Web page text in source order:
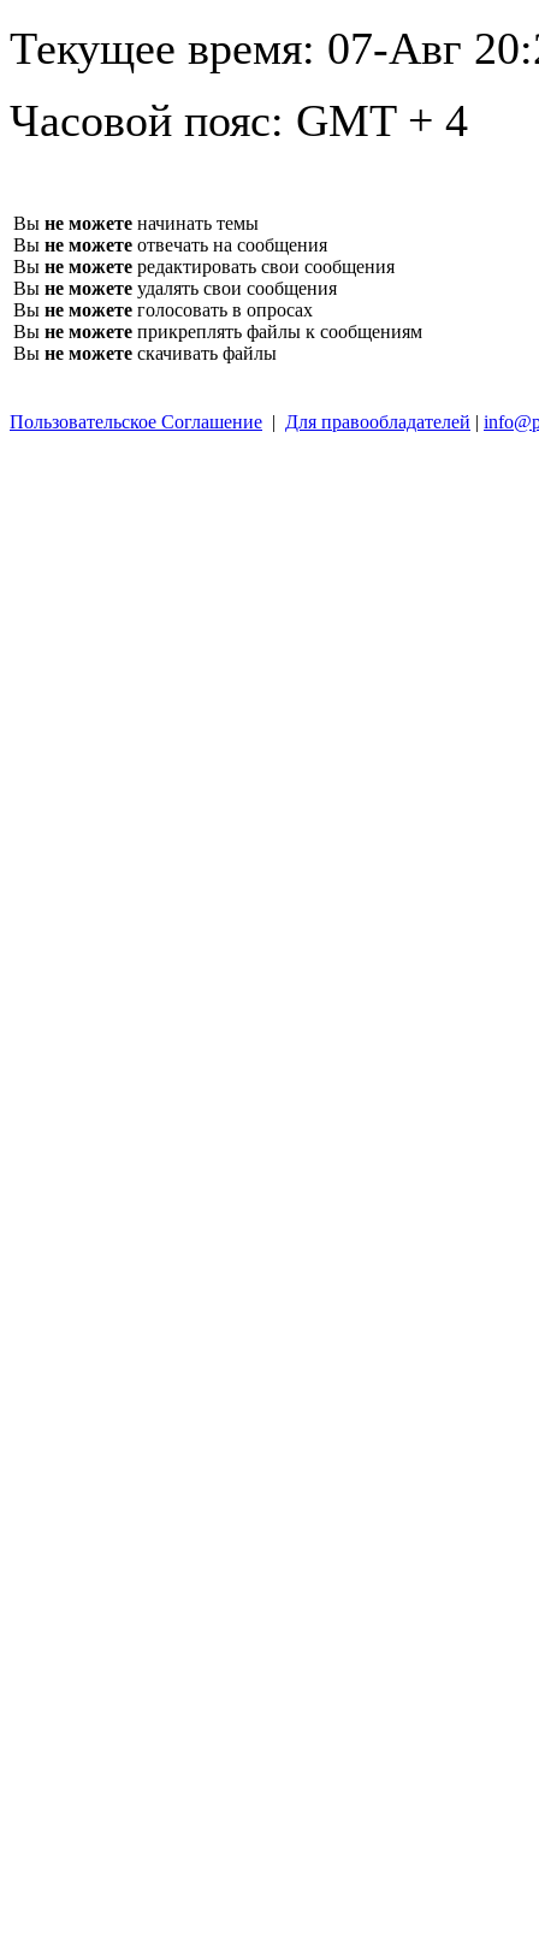
Текущее время: 07-Авг
Часовой пояс: GMT + 4
Вы не можете начинать темы
Вы не можете отвечать на сообщения
Вы не можете редактировать свои сообщения
Вы не можете удалять свои сообщения
Вы не можете голосовать в опросах
Вы не можете прикреплять файлы к сообщениям
Вы не можете скачивать файлы
Пользовательское Соглашение | Для правообладателей |